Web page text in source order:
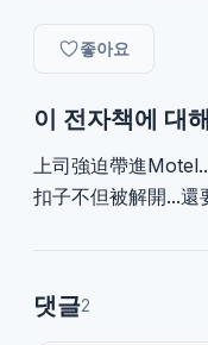
좋아요
이 전자책에 대해
上司強迫帶進
扣子不但被解開...還
댓글2